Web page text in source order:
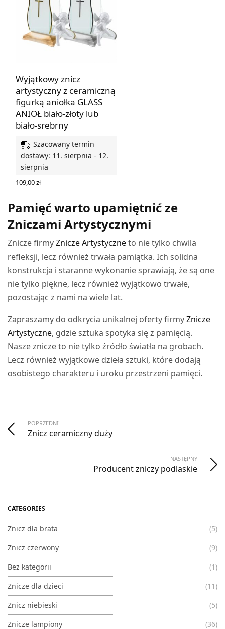
Wyjątkowy znicz
artystyczny z ceramiczną
figurką aniołka GLASS
ANIOŁ biało-złoty lub
biało-srebrny
Szacowany termin
dostawy: 11. sierpnia - 12.
sierpnia
109,00zł
Pamięć warto upamiętnić ze
Zniczami Artystycznymi
Znicze firmyZnicze Artystyczneto nie tylko chwila
refleksji, lecz również trwała pamiątka. Ich solidna
konstrukcja i staranne wykonanie sprawiają, że są one
nie tylko piękne, lecz również wyjątkowo trwałe,
pozostając z nami na wiele lat.
Zapraszamy do odkrycia unikalnej oferty firmyZnicze
Artystyczne, gdzie sztuka spotyka się z pamięcią.
Nasze znicze to nie tylko źródło światła na grobach.
Lecz również wyjątkowe dzieła sztuki, które dodają
osobistego charakteru i uroku przestrzeni pamięci.
POPRZEDNI
Znicz ceramiczny duży
NASTĘPNY
Producent zniczy podlaskie
CATEGORIES
Znicz dla brata
(5)
Znicz czerwony
(9)
Bez kategorii
(1)
Znicze dla dzieci
(11)
Znicz niebieski
(5)
Znicze lampiony
(36)